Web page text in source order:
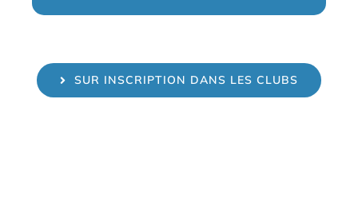
SUR INSCRIPTION DANS LES CLUBS